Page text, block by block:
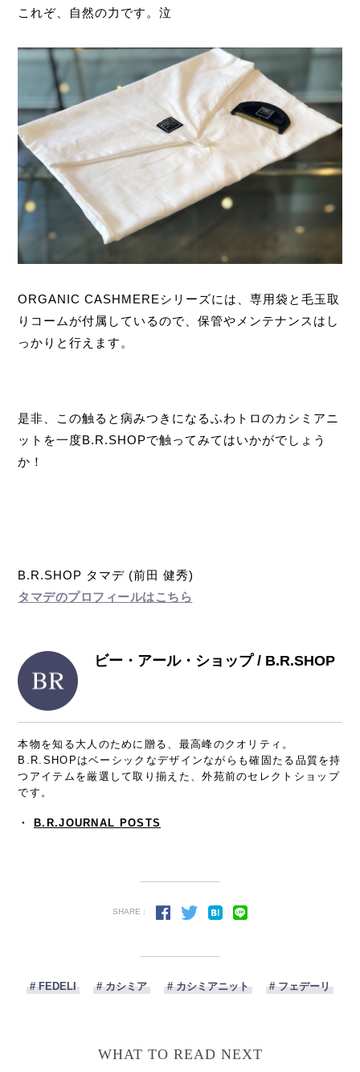
これぞ、自然の力です。泣
ORGANIC CASHMEREシリーズには、専用袋と毛玉取
りコームが付属しているので、保管やメンテナンスはし
っかりと行えます。
是非、この触ると病みつきになるふわトロのカシミアニ
ットを一度B.R.SHOPで触ってみてはいかがでしょう
か！
B.R.SHOP タマデ (前田 健秀)
タマデのプロフィールはこちら
ビー・アール・ショップ / B.R.SHOP
本物を知る大人のために贈る、最高峰のクオリティ。
B.R.SHOPはベーシックなデザインながらも確固たる品質を持
つアイテムを厳選して取り揃えた、外苑前のセレクトショップ
です。
・B.R.JOURNAL POSTS
SHARE :
# FEDELI # カシミア # カシミアニット # フェデーリ
WHAT TO READ NEXT